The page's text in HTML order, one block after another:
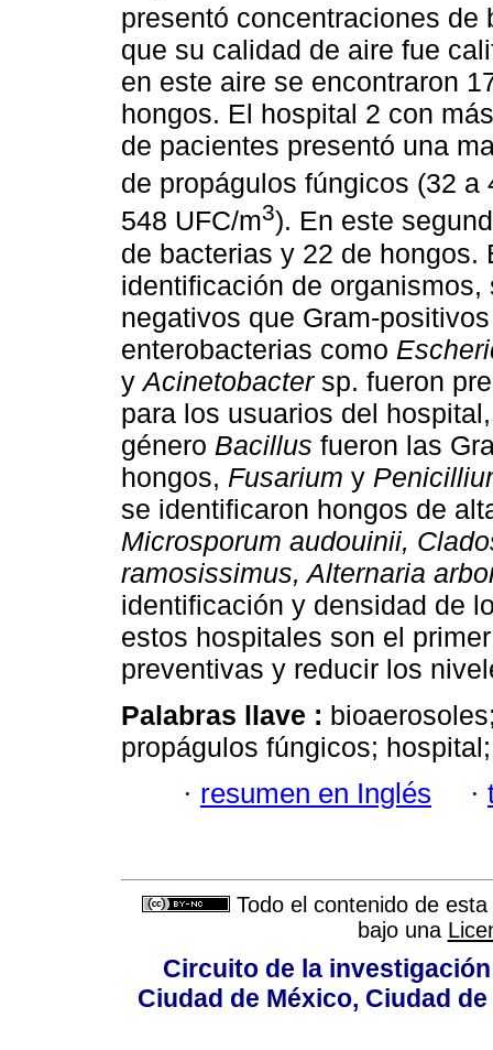
presentó concentraciones de
que su calidad de aire fue
en este aire se encontraron
hongos. El hospital 2 con
de pacientes presentó una
de propágulos fúngicos (32 a
548 UFC/m3). En este
de bacterias y 22 de
identificación de
negativos que Gram-
enterobacterias como
y Acinetobactersp. fueron
para los usuarios del
género Bacillus fueron las
hongos, Fusarium y
se identificaron hongos de
Microsporum audouinii,
ramosissimus, Alternaria
identificación y densidad de
estos hospitales son el
preventivas y reducir los
Palabras llave :
propágulos fúngicos;
· resumen en Inglés ·
Todo el contenido de
bajo una
Circuito de la
Ciudad de México, Ciudad